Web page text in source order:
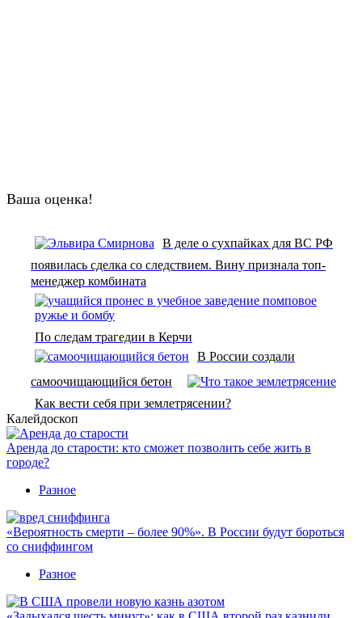
Ваша оценка!
В деле о сухпайках для ВС РФ
появилась сделка со следствием. Вину признала топ-
менеджер комбината
По следам трагедии в Керчи
В России создали
самоочищающийся бетон
Как вести себя при землетрясении?
Калейдоскоп
Аренда до старости: кто сможет позволить себе жить в
городе?
Разное
«Вероятность смерти – более 90%». В России будут бороться
со сниффингом
Разное